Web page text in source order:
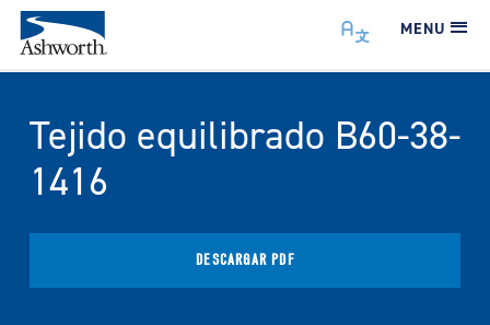
MENU
Tejido equilibrado B60-38-
1416
DESCARGAR PDF